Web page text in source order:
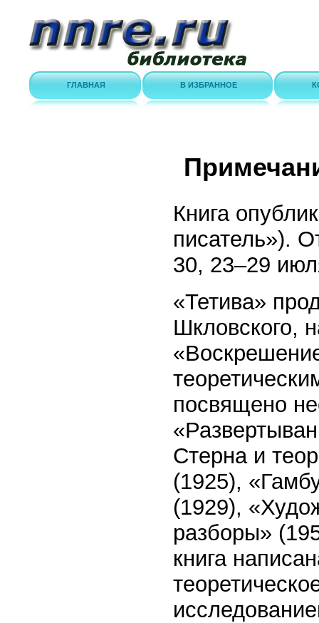
ГЛАВНАЯ В ИЗБРАННОЕ
Книга
писатель»).
30, 23–29
«Тетива»
Шкловского,
посвящено
Стерна и
(1925),
(1929),
разборы»
книга